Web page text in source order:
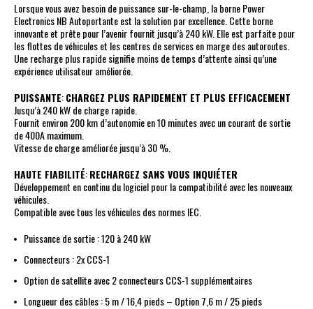
Lorsque vous avez besoin de puissance sur-le-champ, la borne Power
Electronics NB Autoportante est la solution par excellence. Cette borne
innovante et prête pour l’avenir fournit jusqu’à 240 kW. Elle est parfaite pour
les flottes de véhicules et les centres de services en marge des autoroutes.
Une recharge plus rapide signifie moins de temps d’attente ainsi qu’une
expérience utilisateur améliorée.
PUISSANTE:CHARGEZ PLUS RAPIDEMENT ET PLUS EFFICACEMENT
Jusqu’à 240 kW de charge rapide.
Fournit environ 200 km d’autonomie en 10 minutes avec un courant de sortie
de 400A maximum.
Vitesse de charge améliorée jusqu’à 30 %.
HAUTE FIABILITÉ:RECHARGEZ SANS VOUS INQUIÉTER
Développement en continu du logiciel pour la compatibilité avec les nouveaux
véhicules.
Compatible avec tous les véhicules des normes IEC.
Puissance de sortie : 120 à 240 kW
Connecteurs : 2x CCS-1
Option de satellite avec 2 connecteurs CCS-1 supplémentaires
Longueur des câbles : 5 m / 16,4 pieds – Option 7,6 m / 25 pieds